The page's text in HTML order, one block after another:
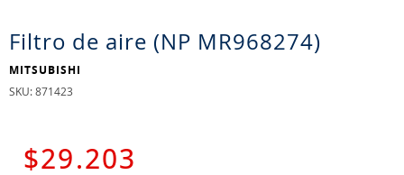
Filtro de aire (NP MR968274)
MITSUBISHI
: 871423
$29 .203
2.
neumáticos
3.
westlake
4 .
yokohama
6.
jockey